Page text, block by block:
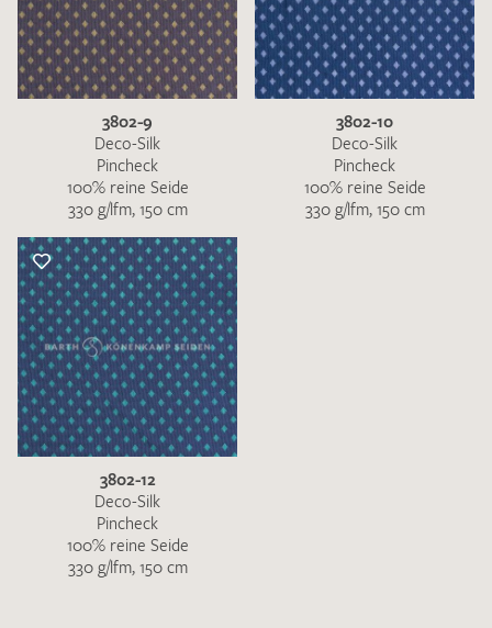
3802-9
Deco-Silk
Pincheck
100% reine Seide
330 g/lfm, 150 cm
3802-10
Deco-Silk
Pincheck
100% reine Seide
330 g/lfm, 150 cm
3802-12
Deco-Silk
Pincheck
100% reine Seide
330 g/lfm, 150 cm